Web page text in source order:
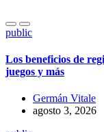
public
Los beneficios de
juegos y más
Germán Vitale
agosto 3, 2026